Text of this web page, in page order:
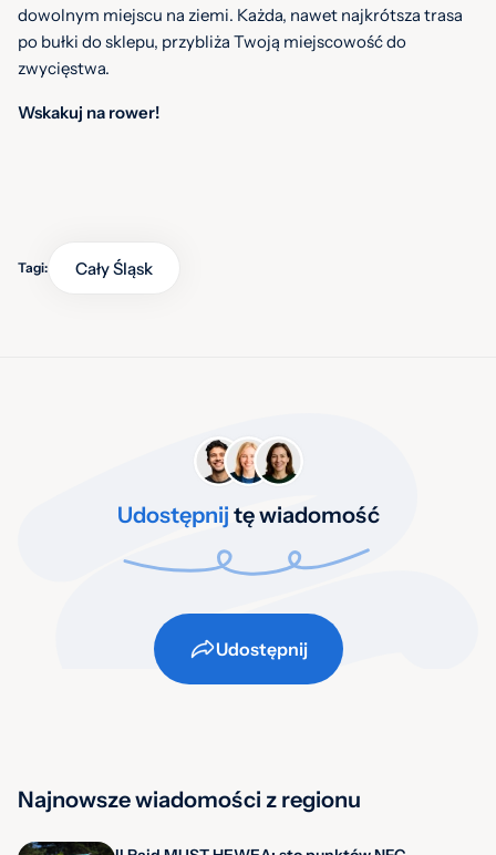
dowolnym miejscu na ziemi. Każda, nawet najkrótsza trasa
po bułki do sklepu, przybliża Twoją miejscowość do
zwycięstwa.
Wskakuj na rower!
Tagi: Cały Śląsk
Udostępnij tę wiadomość
Udostępnij
Najnowsze wiadomości z regionu